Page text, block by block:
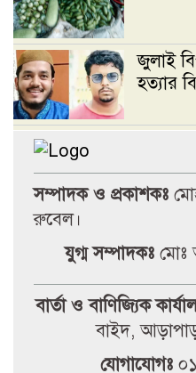
জুলাই
হত্যার
জগন্নাথ
বিবৃতি’
নওগাঁয়
উপলক্ষে
সম্পাদক ও প্রকাশকঃ
রুবেল।
যুগ্ম সম্পাদকঃ মোঃ
বার্তা ও বাণিজ্যিক
বাইদ,
যোগাযোগঃ